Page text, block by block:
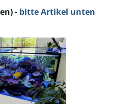
- bitte Artikel unten